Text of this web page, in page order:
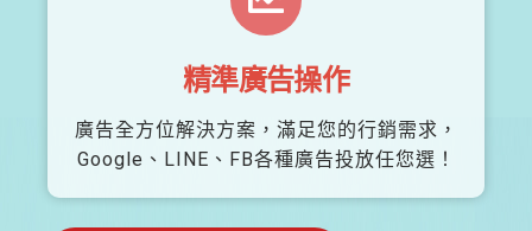
精準廣告操作
廣告全方位解決方案，滿足您的行銷需求，
Google、LINE、FB各種廣告投放任您選！